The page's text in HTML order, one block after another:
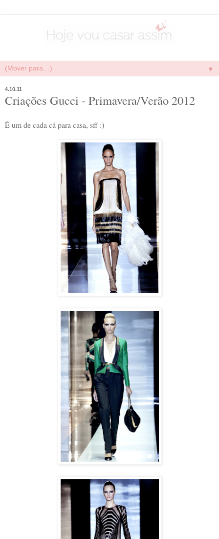
▼
4.10.11
Criações Gucci - Primavera/Verão 2012
É um de cada cá para casa, sff :)